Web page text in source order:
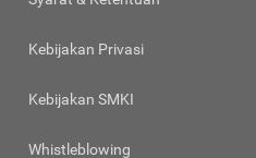
Kebijakan Privasi
Kebijakan SMKI
Whistleblowing